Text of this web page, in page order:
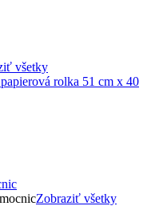
všetky
Zobraziť všetky